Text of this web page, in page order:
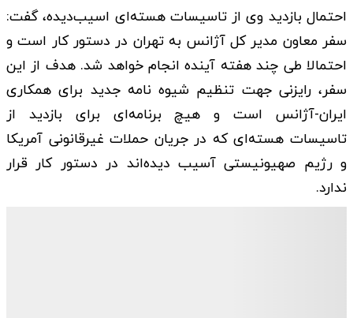
احتمال بازدید وی از تاسیسات هسته‌ای اسیب‌دیده، گفت:
سفر معاون مدیر کل آژانس به تهران در دستور کار است و
احتمالا طی چند هفته آینده انجام خواهد شد. هدف از این
سفر، رایزنی جهت تنظیم شیوه نامه جدید برای همکاری
ایران-آژانس است و هیچ برنامه‌ای برای بازدید از
تاسیسات هسته‌ای که در جریان حملات غیرقانونی آمریکا
و رژیم صهیونیستی آسیب دیده‌اند در دستور کار قرار
ندارد.